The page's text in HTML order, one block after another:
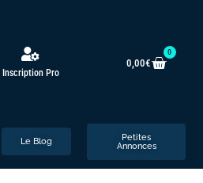
Inscription Pro
0,00€
0
Le Blog
Petites
Annonces